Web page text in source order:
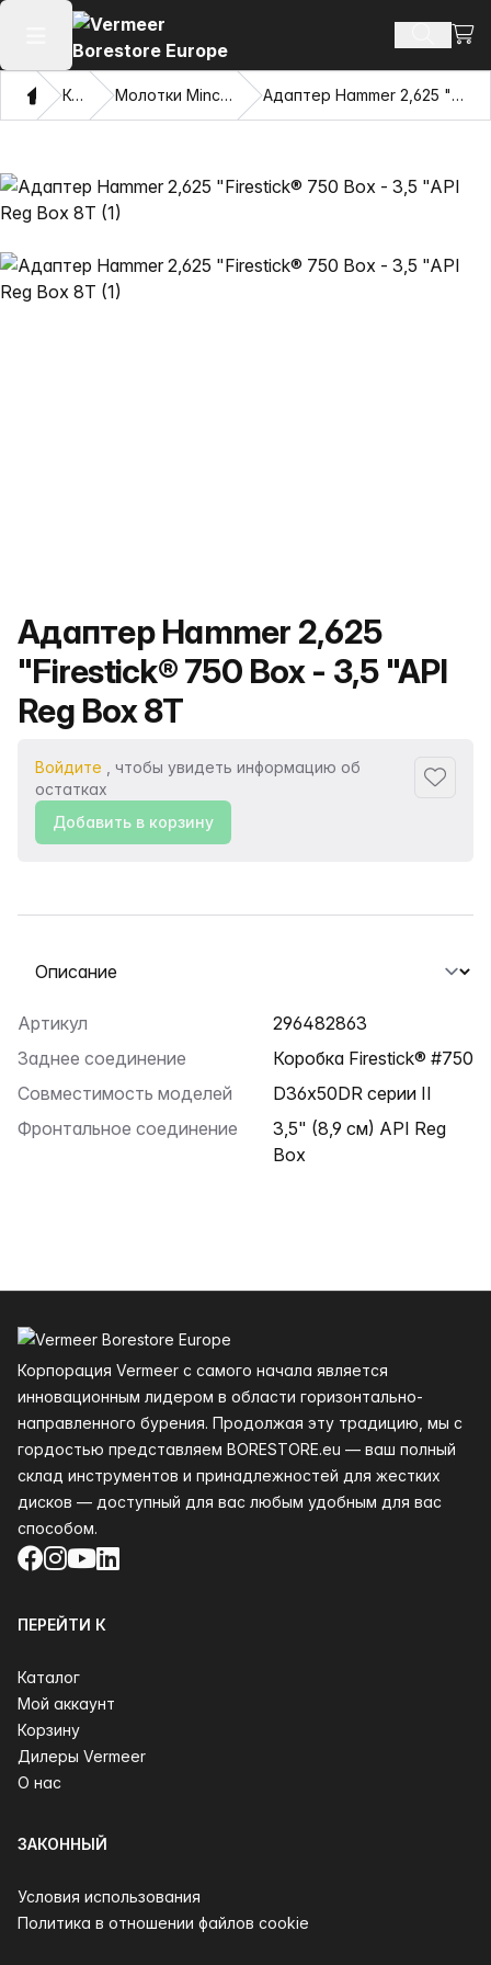
Открыть главное меню Поиск
ДомКаталог Молотки Mincon™ с жесткими дисками Адаптер Hammer 2,625 "Firestick® 750 Box - 3,5 "API Reg Box 8T
Название продукта
Адаптер Hammer 2,625
"Firestick® 750 Box - 3,5 "API
Reg Box 8T
Войдите , чтобы увидеть информацию об
остатках
Добавить в корзину
Выберите вкладку
Артикул
296482863
Заднее соединение
Коробка Firestick® #750
Совместимость моделей
D36x50DR серии II
Фронтальное соединение
3,5" (8,9 см) API Reg
Box
Корпорация Vermeer с самого начала является
инновационным лидером в области горизонтально-
направленного бурения. Продолжая эту традицию, мы с
гордостью представляем BORESTORE.eu — ваш полный
склад инструментов и принадлежностей для жестких
дисков — доступный для вас любым удобным для вас
способом.
Facebook
Instagram
YouTube
LinkedIn
ПЕРЕЙТИ К
Каталог
Мой аккаунт
Корзину
Дилеры Vermeer
О нас
ЗАКОННЫЙ
Условия использования
Политика в отношении файлов cookie